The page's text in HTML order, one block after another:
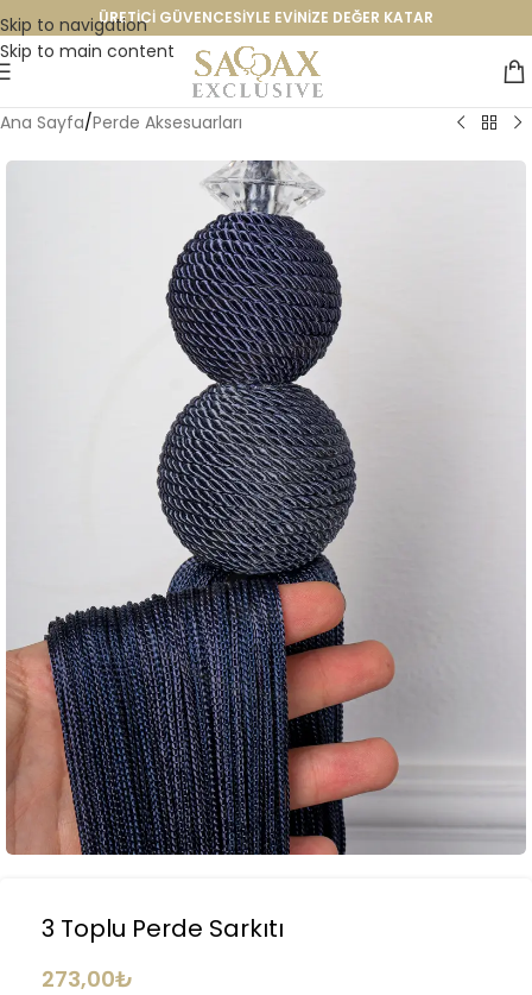
Skip to navigation
Skip to main content
ÜRETİCİ GÜVENCESİYLE EVİNİZE DEĞER KATAR
Ana Sayfa/Perde Aksesuarları
3 Toplu Perde Sarkıtı
273,00₺